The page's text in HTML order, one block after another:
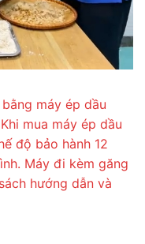
máy ép dầu
mua máy ép dầu
độ bảo hành 12
Máy đi kèm găng
hướng dẫn và